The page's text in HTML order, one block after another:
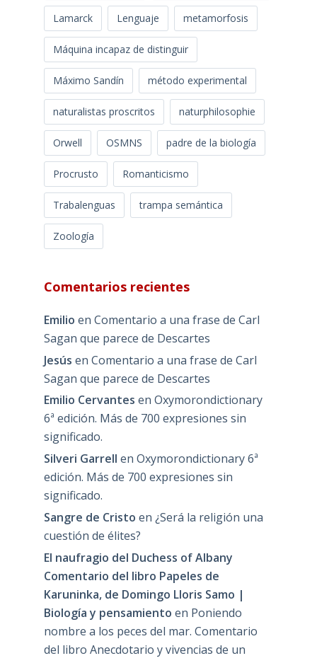
Lamarck Lenguaje metamorfosis
Máquina incapaz de distinguir
Máximo Sandín método experimental
naturalistas proscritos naturphilosophie
Orwell OSMNS padre de la biología
Procrusto Romanticismo
Trabalenguas trampa semántica
Zoología
Comentarios recientes
Emilio en Comentario a una frase de Carl
Sagan que parece de Descartes
Jesús en Comentario a una frase de Carl
Sagan que parece de Descartes
Emilio Cervantes en Oxymorondictionary
6ª edición. Más de 700 expresiones sin
significado.
Silveri Garrell en Oxymorondictionary 6ª
edición. Más de 700 expresiones sin
significado.
Sangre de Cristo en ¿Será la religión una
cuestión de élites?
El naufragio del Duchess of Albany
Comentario del libro Papeles de
Karuninka, de Domingo Lloris Samo |
Biología y pensamiento en Poniendo
nombre a los peces del mar. Comentario
del libro Anecdotario y vivencias de un